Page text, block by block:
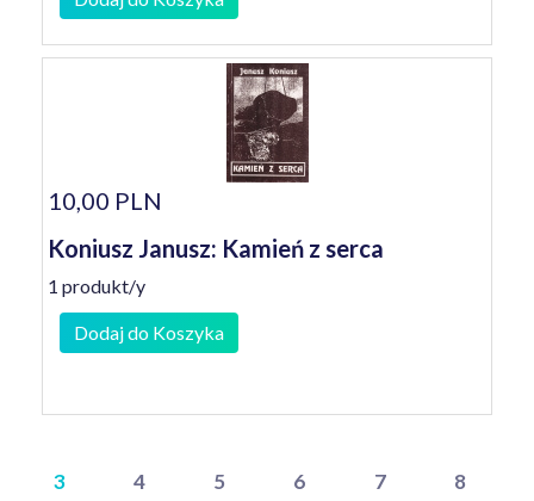
10,00 PLN
Koniusz Janusz: Kamień z serca
1 produkt/y
Dodaj do Koszyka
3 4 5 6 7 8